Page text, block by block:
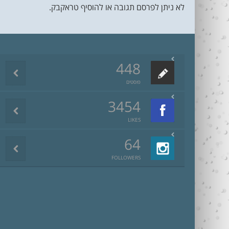
לא ניתן לפרסם תגובה או להוסיף טראקבק.
448
פוסטים
3454
LIKES
64
FOLLOWERS